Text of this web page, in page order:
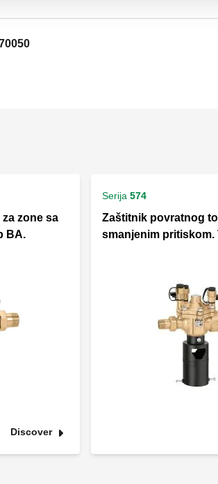
zone sa
BA.
Discover
Serija 574
Zaštitnik povratnog
smanjenim pritiskom.